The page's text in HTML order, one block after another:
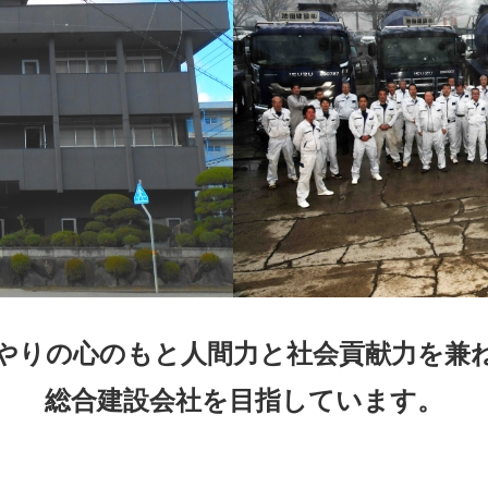
りの心のもと 人間力と社会貢献力を兼
総合建設会社を目指しています。